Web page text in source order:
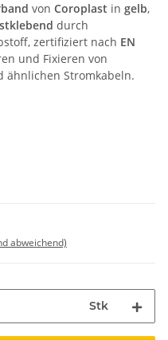
von Coroplast in gelb,
durch
zertifiziert nach EN
und Fixieren von
Stromkabeln.
abweichend)
Stk